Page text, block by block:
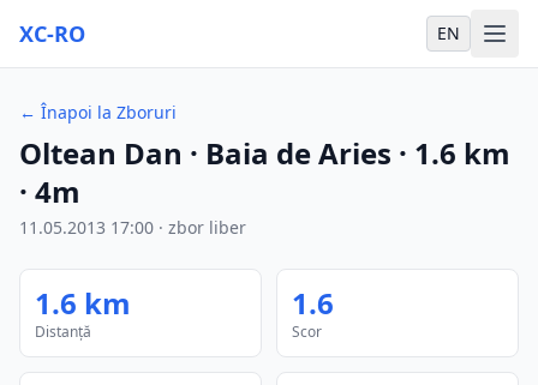
XC-RO EN
← Înapoi la Zboruri
Oltean Dan · Baia de Aries · 1.6 km
· 4m
11.05.2013 17:00 · zbor liber
1.6 km
Distanță
1.6
Scor